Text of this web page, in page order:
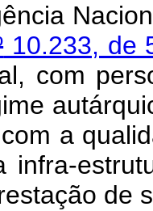
10.233, de
com
a
infra-
de